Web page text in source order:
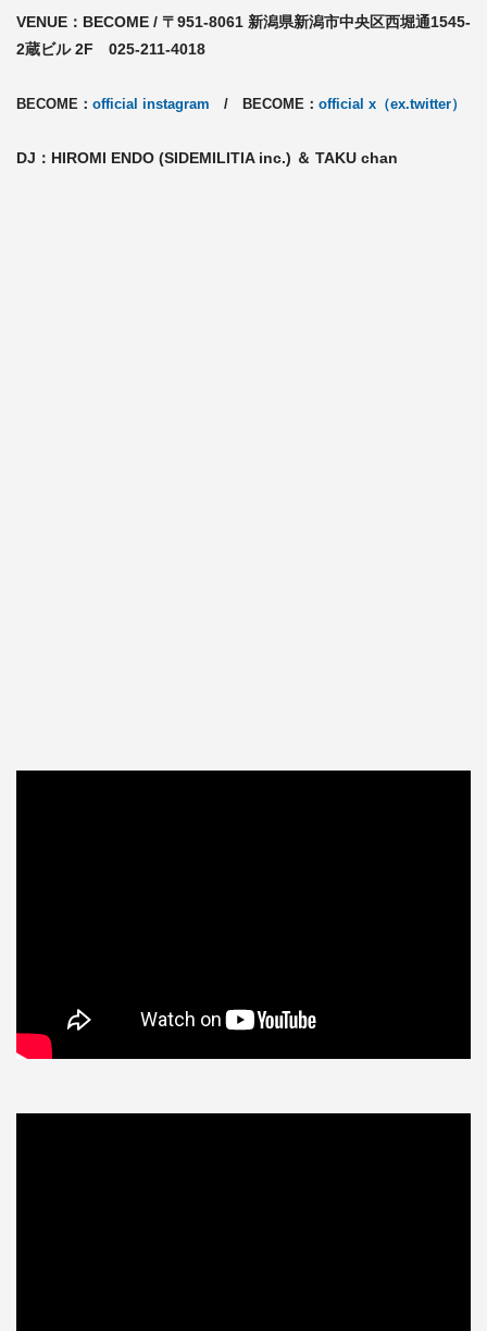
VENUE：BECOME / 〒951-8061 新潟県新潟市中央区西堀通1545-
2蔵ビル 2F 025-211-4018
BECOME： official instagram / BECOME： official x（ex.twitter）
DJ：HIROMI ENDO (SIDEMILITIA inc.) ＆ TAKU chan